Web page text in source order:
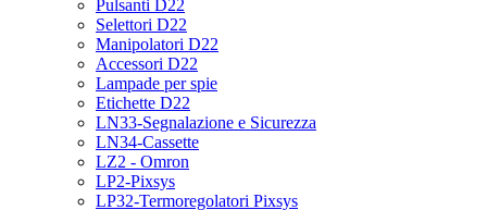
Pulsanti D22
Selettori D22
Manipolatori D22
Accessori D22
Lampade per spie
Etichette D22
LN33-Segnalazione e Sicurezza
LN34-Cassette
LZ2 - Omron
LP2-Pixsys
LP32-Termoregolatori Pixsys